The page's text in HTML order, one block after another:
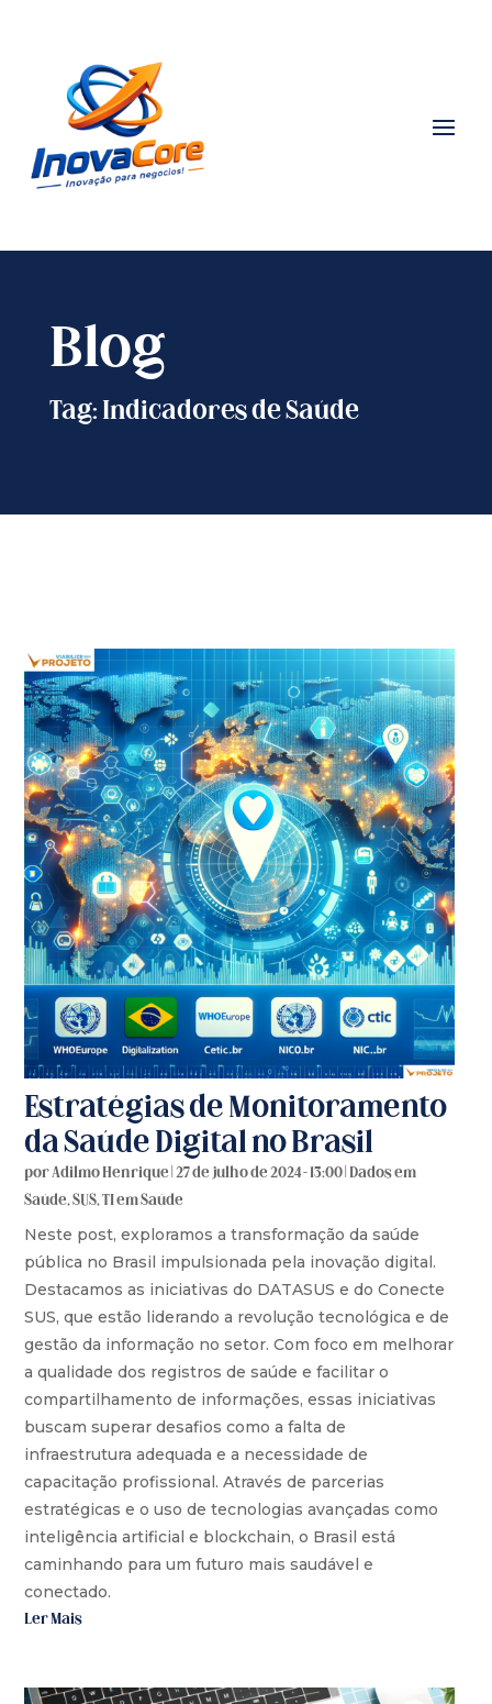
Blog
Tag: Indicadores de Saúde
Estratégias de Monitoramento
da Saúde Digital no Brasil
porAdilmo Henrique|27 de julho de 2024 - 13:00|Dados em
Saúde,SUS,TI em Saúde
Neste post, exploramos a transformação da saúde
pública no Brasil impulsionada pela inovação digital.
Destacamos as iniciativas do DATASUS e do Conecte
SUS, que estão liderando a revolução tecnológica e de
gestão da informação no setor. Com foco em melhorar
a qualidade dos registros de saúde e facilitar o
compartilhamento de informações, essas iniciativas
buscam superar desafios como a falta de
infraestrutura adequada e a necessidade de
capacitação profissional. Através de parcerias
estratégicas e o uso de tecnologias avançadas como
inteligência artificial e blockchain, o Brasil está
caminhando para um futuro mais saudável e
conectado.
Ler Mais